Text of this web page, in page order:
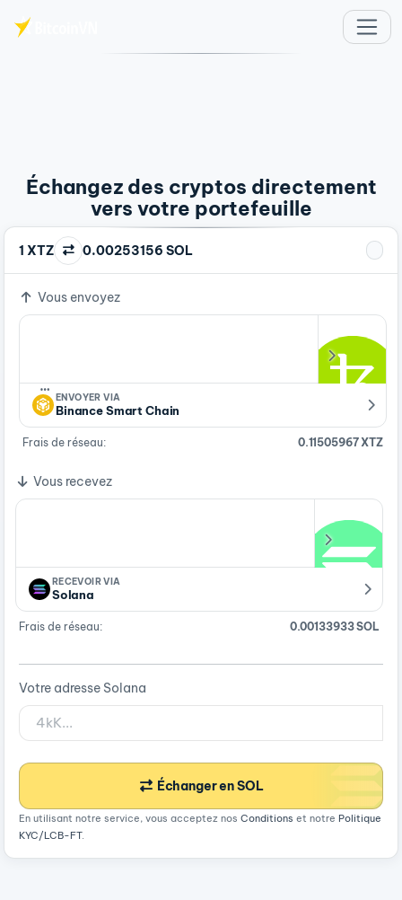
Échangez des cryptos directement
vers votre portefeuille
1 XTZ 0.00253156 SOL
Vous envoyez
…
ENVOYER VIA
Binance Smart Chain
Frais de réseau: 0.11505967 XTZ
Vous recevez
RECEVOIR VIA
Solana
Frais de réseau: 0.00133933 SOL
Votre adresse Solana
Échanger en SOL
En utilisant notre service, vous acceptez nos Conditions et notre Politique
KYC/LCB-FT.